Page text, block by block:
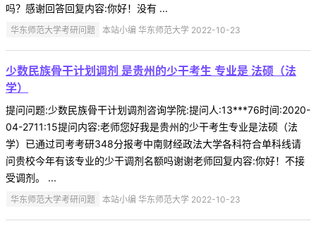
吗？感谢回答回复内容:你好！没有 ...
华东师范大学考研问题 本站小编 华东师范大学 2022-10-23
少数民族骨干计划调剂 是贵州的少干考生 专业是 法硕（法
学）
提问问题:少数民族骨干计划调剂咨询学院:提问人:13***76时间:2020-
04-2711:15提问内容:老师您好我是贵州的少干考生专业是法硕（法
学）已通过司考考研348分报考中南财经政法大学各科符合单科线请
问贵校今年有该专业的少干调剂名额吗谢谢老师回复内容:你好！不接
受调剂。 ...
华东师范大学考研问题 本站小编 华东师范大学 2022-10-23